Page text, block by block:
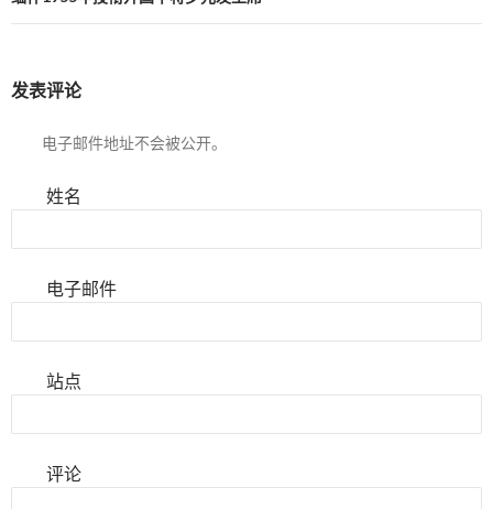
发表评论
电子邮件地址不会被公开。
姓名
电子邮件
站点
评论